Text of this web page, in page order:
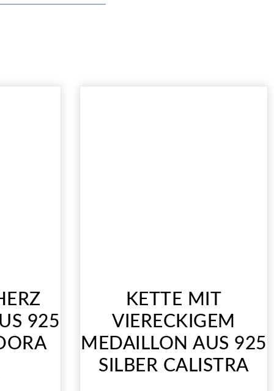
925
KETTE MIT
VIERECKIGEM
MEDAILLON AUS 925
SILBER CALISTRA